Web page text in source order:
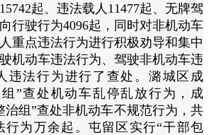
起、违法载人11477起、无牌驾
行驶行为4096起，同时对非机动车
重点违法行为进行积极劝导和集中
机动车违法行为、驾驶非机动车违
违法行为进行了查处。潞城区成
”查处机动车乱停乱放行为，成
治组”查处非机动车不规范行为，共
行为万余起。屯留区实行“干部包